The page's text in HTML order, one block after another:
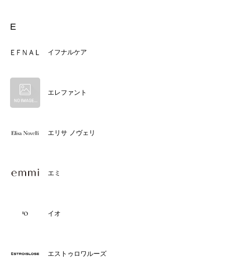
E
イフナルケア
エレファント
エリサ ノヴェリ
エミ
イオ
エストゥロワルーズ